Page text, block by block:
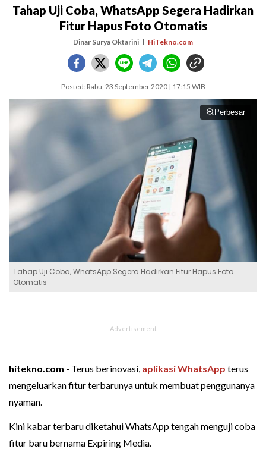
Tahap Uji Coba, WhatsApp Segera Hadirkan
Fitur Hapus Foto Otomatis
Dinar Surya Oktarini HiTekno.com
Posted: Rabu, 23 September 2020 | 17:15 WIB
Perbesar
Tahap Uji Coba, WhatsApp Segera Hadirkan Fitur Hapus Foto
Otomatis
hitekno.com - Terus berinovasi, aplikasi WhatsApp terus
mengeluarkan fitur terbarunya untuk membuat penggunanya
nyaman.
Kini kabar terbaru diketahui WhatsApp tengah menguji coba
fitur baru bernama Expiring Media.